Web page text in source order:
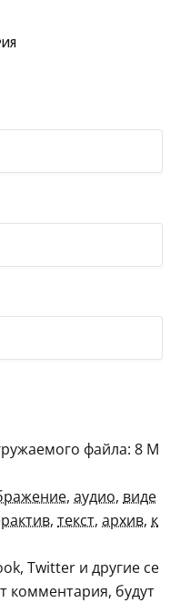
файла: 8 М
, аудио, виде
, текст, архив, к
Twitter и другие се
комментария, будут